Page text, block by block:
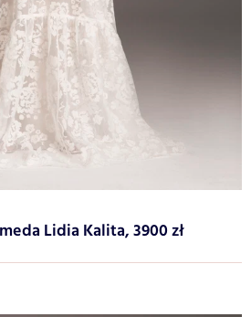
Lidia Kalita, 3900 zł